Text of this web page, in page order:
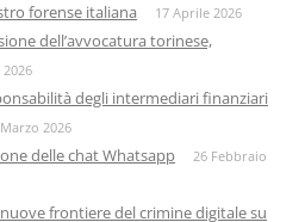
forense italiana 17 Aprile 2026
dell’avvocatura torinese,
degli intermediari finanziari
2026
delle chat Whatsapp
26 Febbraio
frontiere del crimine digitale su